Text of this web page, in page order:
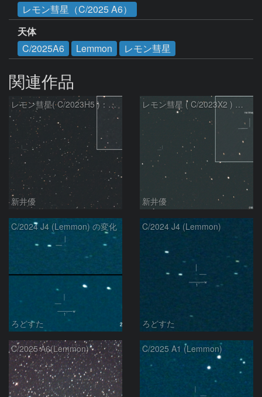
レモン彗星（C/2025 A6）
天体
C/2025A6
Lemmon レモン彗星
関連作品
レモン彗星( C/2023H5 )：2026/05/20
新井優
レモン彗星 ( C/2023X2 ) の予報位置：2026/05/29
新井優
C/2024 J4 (Lemmon) の変化
ろどすた
C/2024 J4 (Lemmon)
ろどすた
C/2025 A6(Lemmon) C/2025 A1 (Lemmon)